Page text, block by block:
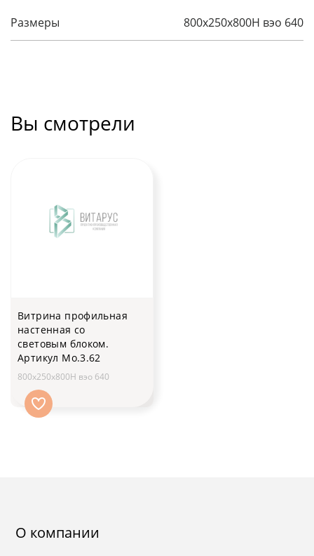
Размеры 800x250x800H вэо 640
Вы смотрели
Витрина профильная
настенная со
световым блоком.
Артикул Мо.3.62
800x250x800H вэо 640
О компании